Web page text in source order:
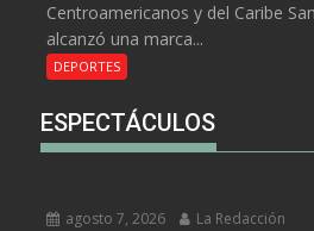
Centroamericanos y del Caribe
alcanzó una marca...
DEPORTES
ESPECTÁCULOS
agosto 7, 2026 La Redacción